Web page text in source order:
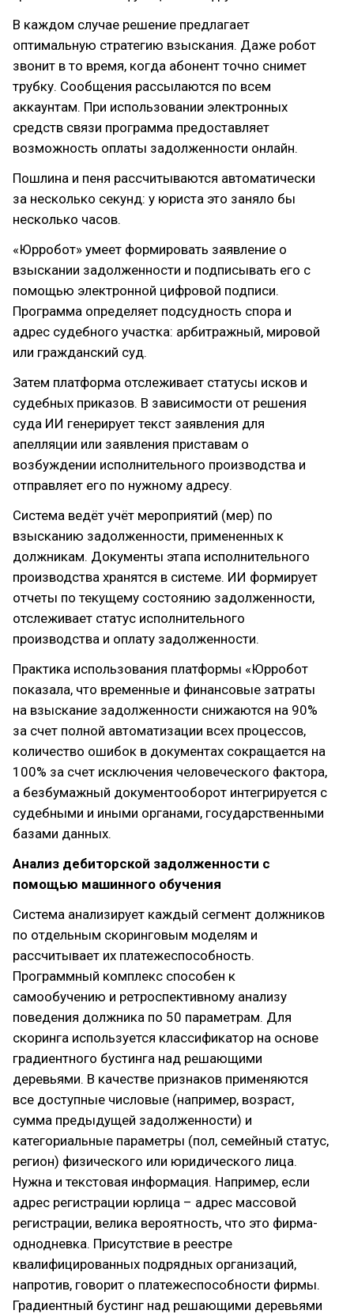
В каждом случае решение предлагает
оптимальную стратегию взыскания. Даже робот
звонит в то время, когда абонент точно снимет
трубку. Сообщения рассылаются по всем
аккаунтам. При использовании электронных
средств связи программа предоставляет
возможность оплаты задолженности онлайн.
Пошлина и пеня рассчитываются автоматически
за несколько секунд: у юриста это заняло бы
несколько часов.
«Юрробот» умеет формировать заявление о
взыскании задолженности и подписывать его с
помощью электронной цифровой подписи.
Программа определяет подсудность спора и
адрес судебного участка: арбитражный, мировой
или гражданский суд.
Затем платформа отслеживает статусы исков и
судебных приказов. В зависимости от решения
суда ИИ генерирует текст заявления для
апелляции или заявления приставам о
возбуждении исполнительного производства и
отправляет его по нужному адресу.
Система ведёт учёт мероприятий (мер) по
взысканию задолженности, примененных к
должникам. Документы этапа исполнительного
производства хранятся в системе. ИИ формирует
отчеты по текущему состоянию задолженности,
отслеживает статус исполнительного
производства и оплату задолженности.
Практика использования платформы «Юрробот
показала, что временные и финансовые затраты
на взыскание задолженности снижаются на 90%
за счет полной автоматизации всех процессов,
количество ошибок в документах сокращается на
100% за счет исключения человеческого фактора,
а безбумажный документооборот интегрируется с
судебными и иными органами, государственными
базами данных.
Анализ дебиторской задолженности с
помощью машинного обучения
Система анализирует каждый сегмент должников
по отдельным скоринговым моделям и
рассчитывает их платежеспособность.
Программный комплекс способен к
самообучению и ретроспективному анализу
поведения должника по 50 параметрам. Для
скоринга используется классификатор на основе
градиентного бустинга над решающими
деревьями. В качестве признаков применяются
все доступные числовые (например, возраст,
сумма предыдущей задолженности) и
категориальные параметры (пол, семейный статус,
регион) физического или юридического лица.
Нужна и текстовая информация. Например, если
адрес регистрации юрлица – адрес массовой
регистрации, велика вероятность, что это фирма-
однодневка. Присутствие в реестре
квалифицированных подрядных организаций,
напротив, говорит о платежеспособности фирмы.
Градиентный бустинг над решающими деревьями